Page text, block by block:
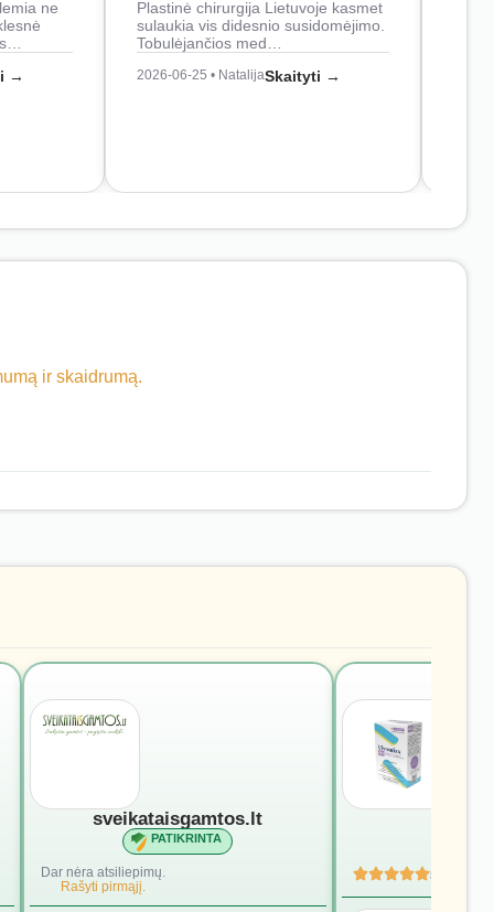
ne
→
Plastinė chirurgija Lietuvoje kasmet
sulaukia vis didesnio susidomėjimo.
Tobulėjančios med…
2026-06-25 • NatalijaSkaityti →
ir skaidrumą.
sveikataisgamtos.lt
PATIKRINTA
Dar nėra atsiliepimų.
Rašyti pirmąjį.
5